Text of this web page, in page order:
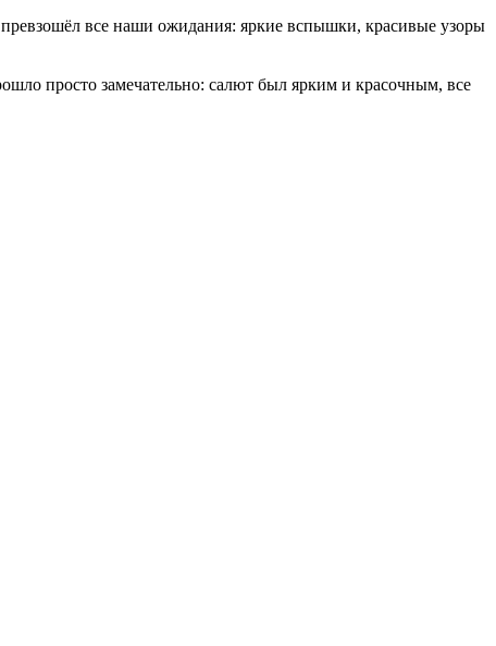
все наши ожидания: яркие вспышки, красивые узоры
просто замечательно: салют был ярким и красочным, все